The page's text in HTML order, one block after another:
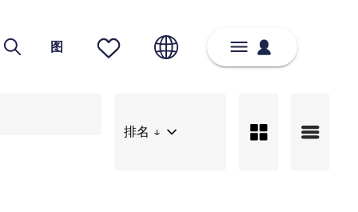
图
排名 ↓